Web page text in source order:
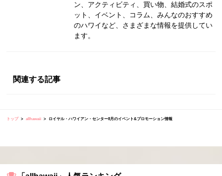
ン、アクティビティ、買い物、結婚式のスポ
ット、イベント、コラム、みんなのおすすめ
のハワイなど、さまざまな情報を提供してい
ます。
関連する記事
トップ allhawaii ロイヤル・ハワイアン・センター8月のイベント&プロモーション情報